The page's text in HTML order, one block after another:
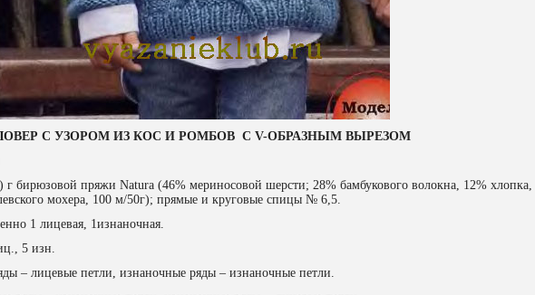
С УЗОРОМ ИЗ КОС И РОМБОВ С V-ОБРАЗНЫМ ВЫРЕЗОМ
г бирюзовой пряжи Natura (46% мериносовой шерсти; 28% бамбукового волокна, 12% хлопка,
мохера, 100 м/50г); прямые и круговые спицы № 6,5.
1 лицевая, 1изнаночная.
5 изн.
– лицевые петли, изнаночные ряды – изнаночные петли.